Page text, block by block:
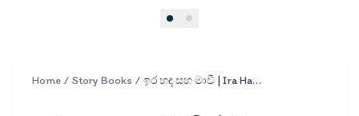
Home / Story Books / ඉර හඳ සහ මාවී | Ira Handa Saha Maawee